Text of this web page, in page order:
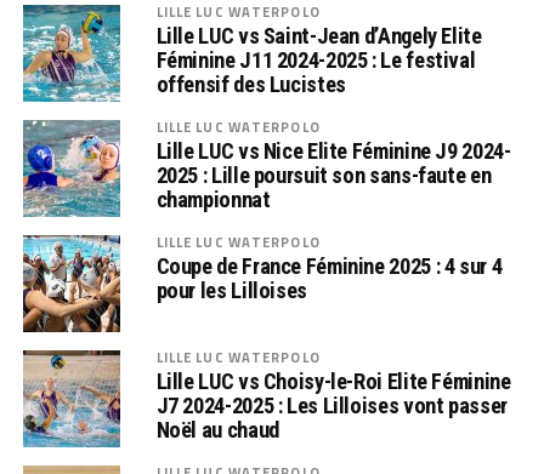
LILLE LUC WATERPOLO
Lille LUC vs Saint-Jean d’Angely Elite
Féminine J11 2024-2025 : Le festival
offensif des Lucistes
LILLE LUC WATERPOLO
Lille LUC vs Nice Elite Féminine J9 2024-
2025 : Lille poursuit son sans-faute en
championnat
LILLE LUC WATERPOLO
Coupe de France Féminine 2025 : 4 sur 4
pour les Lilloises
LILLE LUC WATERPOLO
Lille LUC vs Choisy-le-Roi Elite Féminine
J7 2024-2025 : Les Lilloises vont passer
Noël au chaud